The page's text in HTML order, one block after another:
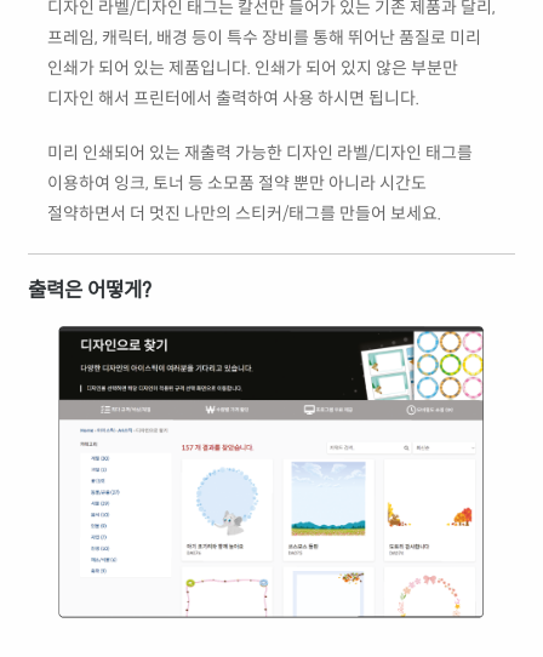
디자인 라벨/디자인 태그는 칼선만 들어가 있는 기존 제품과 달리,
프레임, 캐릭터, 배경 등이 특수 장비를 통해 뛰어난 품질로 미리
인쇄가 되어 있는 제품입니다. 인쇄가 되어 있지 않은 부분만
디자인 해서 프린터에서 출력하여 사용 하시면 됩니다.
미리 인쇄되어 있는 재출력 가능한 디자인 라벨/디자인 태그를
이용하여 잉크, 토너 등 소모품 절약 뿐만 아니라 시간도
절약하면서 더 멋진 나만의 스티커/태그를 만들어 보세요.
출력은 어떻게?